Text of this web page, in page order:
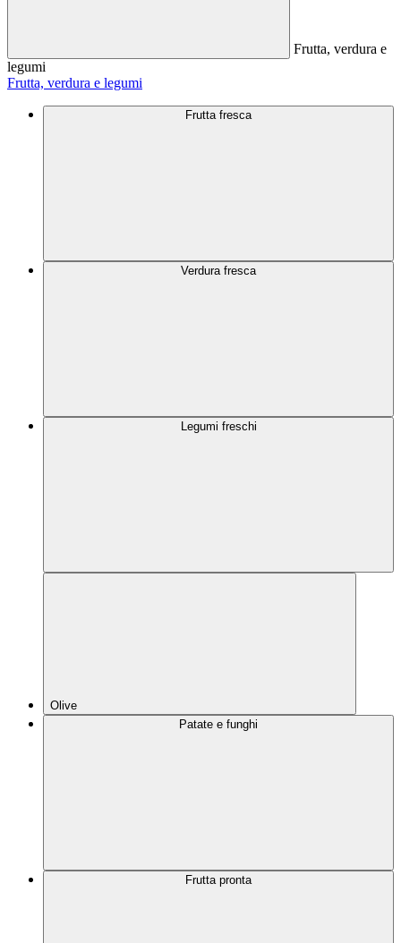
Frutta, verdura e
legumi
Frutta, verdura e legumi
Frutta fresca
Verdura fresca
Legumi freschi
Olive
Patate e funghi
Frutta pronta